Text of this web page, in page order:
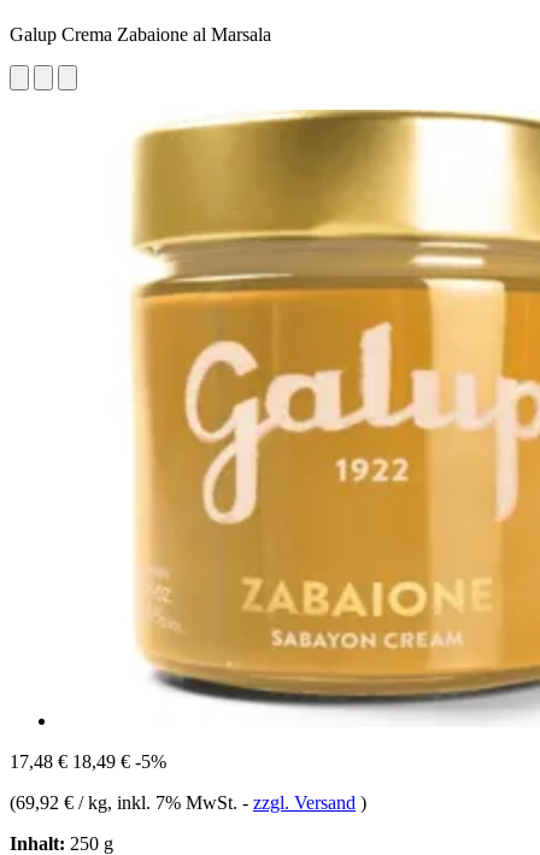
Galup Crema Zabaione al Marsala
17,48 € 18,49 € -5%
(69,92 € / kg, inkl. 7% MwSt. - zzgl. Versand )
Inhalt: 250 g